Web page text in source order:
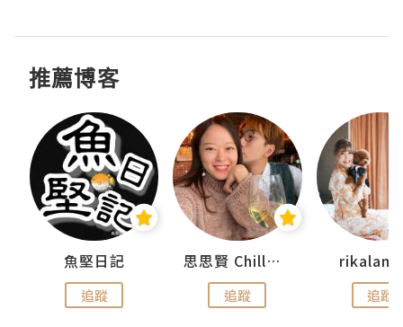
推薦博客
魚堅日記
追蹤
思思賢 ChillMyBabe
追蹤 追蹤